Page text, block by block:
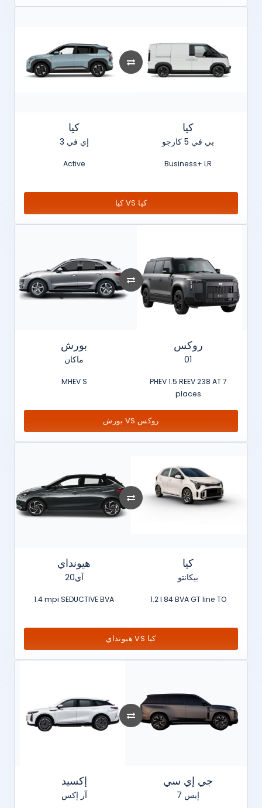
كيا
إي في 3
Active
كيا
بي في 5 كارجو
Business+ LR
كيا VS كيا
بورش
ماكان
MHEV S
روكس
01
PHEV 1.5 REEV 238 AT 7
places
بورش VS روكس
هيونداي
آي20
1.4 mpi SEDUCTIVE BVA
كيا
بيكانتو
1.2 l 84 BVA GT line TO
هيونداي VS كيا
إكسيد
آر إكس
جي إي سي
إيس 7